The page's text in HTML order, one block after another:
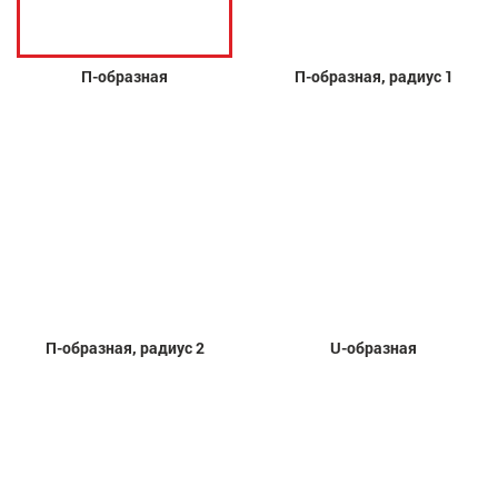
П-образная П-образная, радиус 1
П-образная, радиус 2 U-образная